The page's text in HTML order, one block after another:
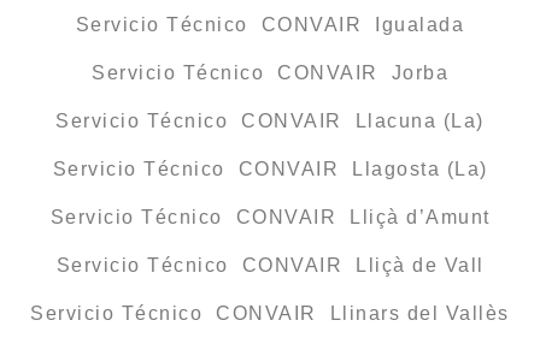
Servicio Técnico CONVAIR Igualada
Servicio Técnico CONVAIR Jorba
Servicio Técnico CONVAIR Llacuna (La)
Servicio Técnico CONVAIR Llagosta (La)
Servicio Técnico CONVAIR Lliçà d’Amunt
Servicio Técnico CONVAIR Lliçà de Vall
Servicio Técnico CONVAIR Llinars del Vallès